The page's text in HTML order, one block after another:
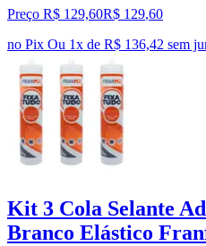
Preço R$ 129,60R$ 129,60
no Pix Ou 1x de R$ 136,42 sem
Kit 3 Cola Selante
Branco Elástico